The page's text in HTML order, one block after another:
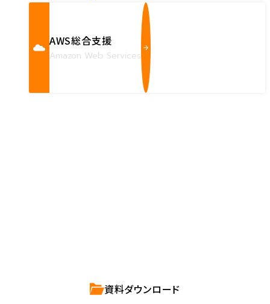
AWS総合支援
Amazon Web Services
資料ダウンロード